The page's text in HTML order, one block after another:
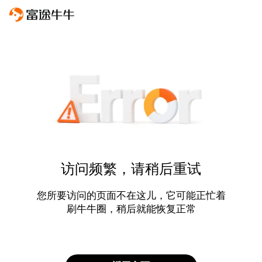
访问频繁，请稍后重试
您所要访问的页面不在这儿，它可能正忙着
刷牛牛圈，稍后就能恢复正常